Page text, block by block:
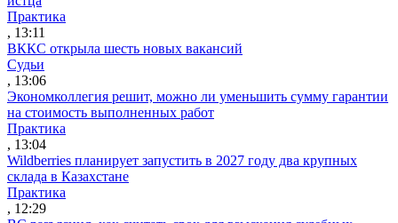
Практика
, 13:11
ВККС открыла шесть новых вакансий
Судьи
, 13:06
Экономколлегия решит, можно ли уменьшить сумму гарантии
на стоимость выполненных работ
Практика
, 13:04
Wildberries планирует запустить в 2027 году два крупных
склада в Казахстане
Практика
, 12:29